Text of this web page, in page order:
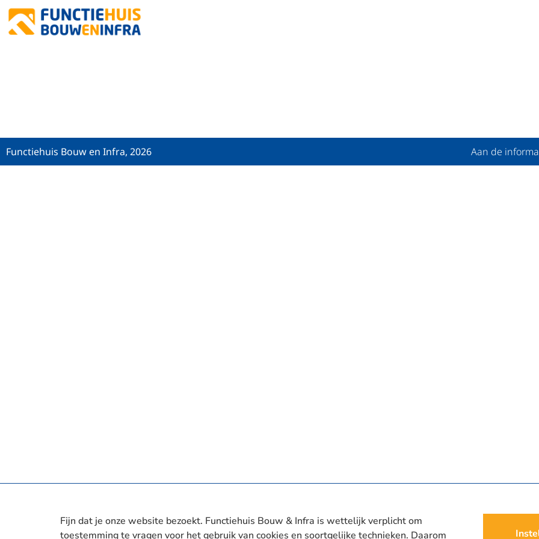
Fijn dat je onze website bezoekt. Functiehuis Bouw & Infra is wettelijk verplicht om
toestemming te vragen voor het gebruik van cookies en soortgelijke technieken. Daarom
Functiehuis Bouw en Infra, 2026 Aan de